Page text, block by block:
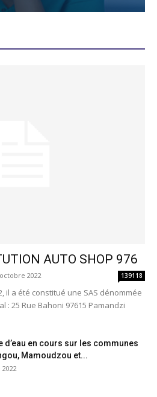
AUTO SHOP 976
2022 139118
il a été constitué une SAS dénommée
: 25 Rue Bahoni 97615 Pamandzi
d’eau en cours sur les communes
Mamoudzou et...